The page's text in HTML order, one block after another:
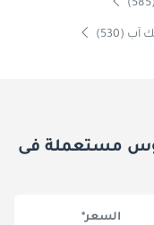
آب (530)
مستعملة فى
السعر*